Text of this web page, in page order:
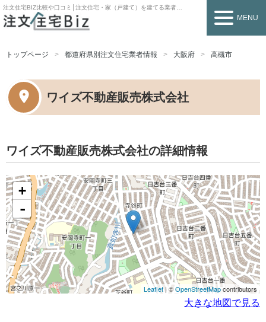
注文住宅BIZ比較や口コミ│注文住宅・家（戸建て）を建てる業者を探すなら
MENU
トップページ 都道府県別注文住宅業者情報 大阪府 高槻市
ワイズ不動産販売株式会社
ワイズ不動産販売株式会社の詳細情報
+
-
Leaflet| ©OpenStreetMapcontributors
大きな地図で見る